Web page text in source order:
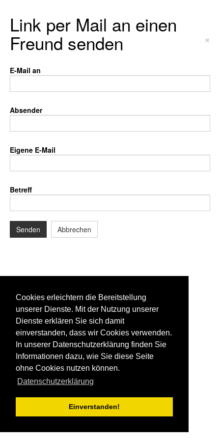
Cookies erleichtern die Bereitstellung
unserer Dienste. Mit der Nutzung unserer
Dienste erklären Sie sich damit
einverstanden, dass wir Cookies verwenden.
In unserer Datenschutzerklärung finden Sie
Informationen dazu, wie Sie diese Seite
ohne Cookies nutzen können.
Datenschutzerklärung
Einverstanden!
Link per Mail an einen
Freund senden ×
E-Mail an
Absender
Eigene E-Mail
Betreff
Senden Abbrechen